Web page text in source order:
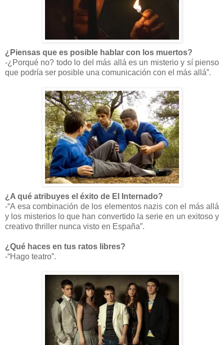
¿Piensas que es posible hablar con los muertos?
-¿Porqué no? todo lo del más allá es un misterio y sí pienso
que podría ser posible una comunicación con el más allá”.
¿A qué atribuyes el éxito de El Internado?
-“A esa combinación de los elementos nazis con el más allá
y los misterios lo que han convertido la serie en un exitoso y
creativo thriller nunca visto en España”.
¿Qué haces en tus ratos libres?
-“Hago teatro”.